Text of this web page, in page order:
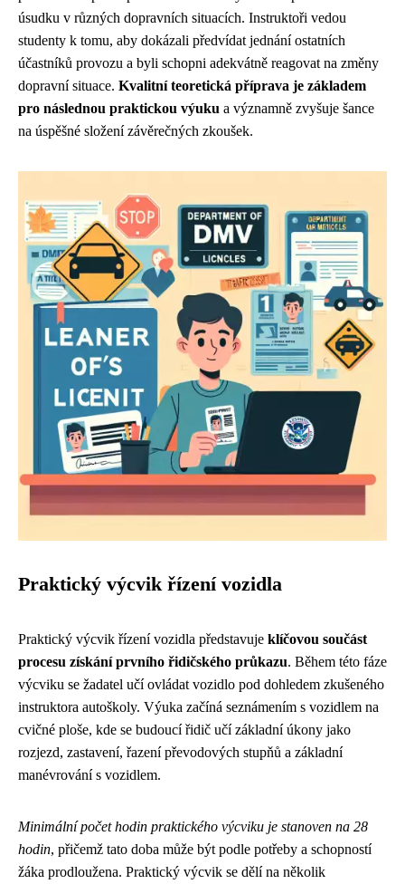
úsudku v různých dopravních situacích. Instruktoři vedou
studenty k tomu, aby dokázali předvídat jednání ostatních
účastníků provozu a byli schopni adekvátně reagovat na změny
dopravní situace. Kvalitní teoretická příprava je základem
pro následnou praktickou výuku a významně zvyšuje šance
na úspěšné složení závěrečných zkoušek.
Praktický výcvik řízení vozidla
Praktický výcvik řízení vozidla představuje klíčovou součást
procesu získání prvního řidičského průkazu. Během této fáze
výcviku se žadatel učí ovládat vozidlo pod dohledem zkušeného
instruktora autoškoly. Výuka začíná seznámením s vozidlem na
cvičné ploše, kde se budoucí řidič učí základní úkony jako
rozjezd, zastavení, řazení převodových stupňů a základní
manévrování s vozidlem.
Minimální počet hodin praktického výcviku je stanoven na 28
hodin, přičemž tato doba může být podle potřeby a schopností
žáka prodloužena. Praktický výcvik se dělí na několik